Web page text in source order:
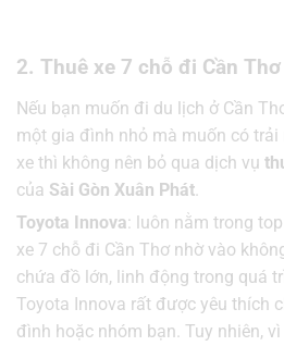
2. Thuê xe 7 chỗ đi Cần Thơ
Nếu bạn muốn đi du lịch ở Cần
một gia đình nhỏ mà muốn có
xe thì không nên bỏ qua dịch vụ
của Sài Gòn Xuân Phát
Toyota Innova: luôn nằm trong
xe 7 chỗ đi Cần Thơ nhờ vào
chứa đồ lớn, linh động trong quá
Toyota Innova rất được yêu thích
đình hoặc nhóm bạn. Tuy nhiên,